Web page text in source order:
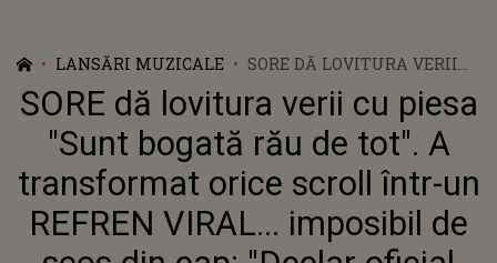
LANSĂRI MUZICALE
SORE DĂ LOVITURA VERII
CU PIESA "SUNT BOGATĂ
RĂU DE TOT". A
TRANSFORMAT ORICE
SCROLL ÎNTR-UN REFREN
VIRAL... IMPOSIBIL DE SCOS
DESCHISĂ VARA. PIESA E
ACUM A VOASTRĂ, GATA DE
SORE dă lovitura verii cu piesa
"Sunt bogată rău de tot". A
transformat orice scroll într-un
REFREN VIRAL... imposibil de